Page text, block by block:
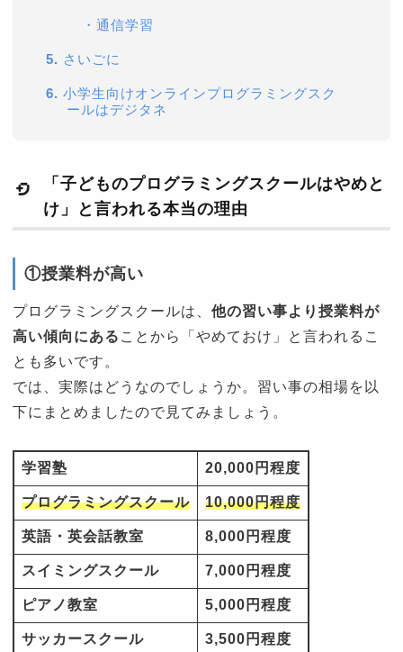
・通信学習
5. さいごに
6. 小学生向けオンラインプログラミングスク
ールはデジタネ
「子どものプログラミングスクールはやめと
け」と言われる本当の理由
①授業料が高い
プログラミングスクールは、 他の習い事より授業料が
高い傾向にある ことから「やめておけ」と言われるこ
とも多いです。
では、実際はどうなのでしょうか。習い事の相場を以
下にまとめましたので見てみましょう。
学習塾 20,000円程度
プログラミングスクール 10,000円程度
英語・英会話教室 8,000円程度
スイミングスクール 7,000円程度
ピアノ教室 5,000円程度
サッカースクール 3,500円程度